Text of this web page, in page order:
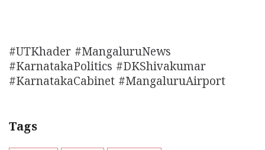
#UTKhader #MangaluruNews
#KarnatakaPolitics #DKShivakumar
#KarnatakaCabinet #MangaluruAirport
Tags